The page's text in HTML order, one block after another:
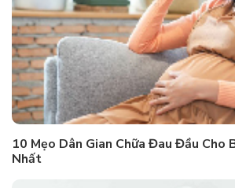
10 Mẹo Dân Gian Chữa Đau Đầu Cho
Nhất